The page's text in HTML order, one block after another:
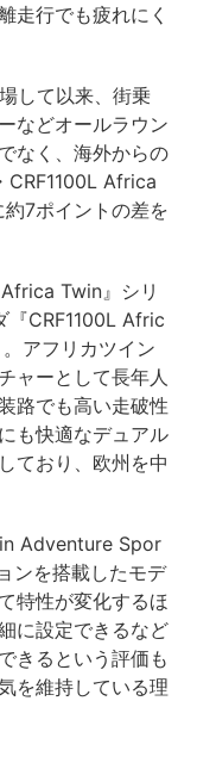
走行でも疲れにく
して以来、街乗
などオールラウン
なく、海外からの
CRF1100L Africa
7ポイントの差を
Twin』シリ
『CRF1100L Afric
アフリカツイン
ャーとして長年人
路でも高い走破性
も快適なデュアル
ており、欧州を中
Adventure Spor
ンを搭載したモデ
特性が変化するほ
に設定できるなど
きるという評価も
を維持している理